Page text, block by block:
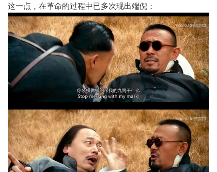
这一点，在革命的过程中已多次现出端倪：